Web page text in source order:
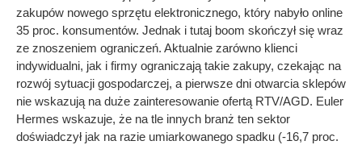
zakupów nowego sprzętu elektronicznego, który nabyło online
35 proc. konsumentów. Jednak i tutaj boom skończył się wraz
ze znoszeniem ograniczeń. Aktualnie zarówno klienci
indywidualni, jak i firmy ograniczają takie zakupy, czekając na
rozwój sytuacji gospodarczej, a pierwsze dni otwarcia sklepów
nie wskazują na duże zainteresowanie ofertą RTV/AGD. Euler
Hermes wskazuje, że na tle innych branż ten sektor
doświadczył jak na razie umiarkowanego spadku (-16,7 proc.